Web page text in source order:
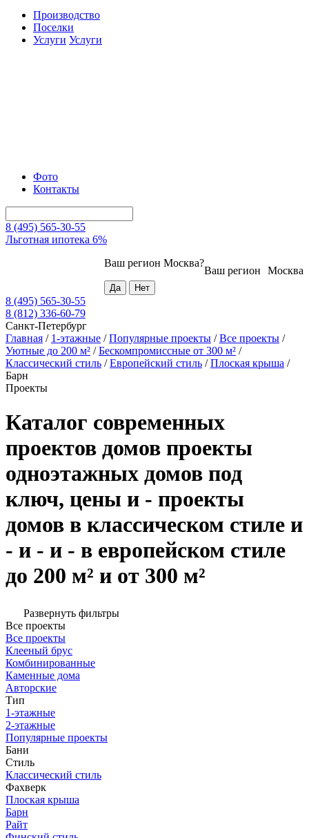
Производство
Поселки
Услуги Услуги
Фото
Контакты
8 (495) 565-30-55
Льготная ипотека 6%
Москва
Ваш регион
Ваш регион Москва?
8 (495) 565-30-55
8 (812) 336-60-79
Санкт-Петербург
Главная / 1-этажные /Популярные проекты /Все проекты /
Уютные до 200 м² /Бескомпромиссные от 300 м² /
Классический стиль /Европейский стиль /Плоская крыша /
Барн
Проекты
Каталог современных
проектов домов проекты
одноэтажных домов под
ключ, цены и - проекты
домов в классическом стиле и
- и - и - в европейском стиле
до 200 м² и от 300 м²
Развернуть фильтры
Все проекты
Все проекты
Клееный брус
Комбинированные
Каменные дома
Авторские
Тип
1-этажные
2-этажные
Популярные проекты
Бани
Стиль
Классический стиль
Фахверк
Плоская крыша
Барн
Райт